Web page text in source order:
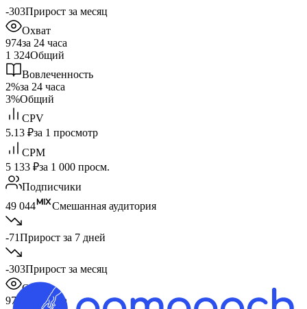
-303Прирост за месяц
Охват
974за 24 часа
1 324Общий
Вовлеченность
2%за 24 часа
3%Общий
CPV
5.13 ₽за 1 просмотр
CPM
5 133 ₽за 1 000 просм.
Подписчики
49 044
Смешанная аудитория
-71Прирост за 7 дней
-303Прирост за месяц
Охват
974
за 24 часа